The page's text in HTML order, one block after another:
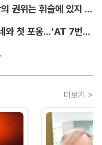
오심보다 더 뼈아픈 ‘침묵’...심판의 권위는 휘슬에 있지 않다 [박순규의 창]
'660억 사나이' 이강인, 시메오네와 첫 포옹...'AT 7번' 데뷔 초읽기
더보기 >